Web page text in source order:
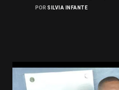
POR SILVIA INFANTE